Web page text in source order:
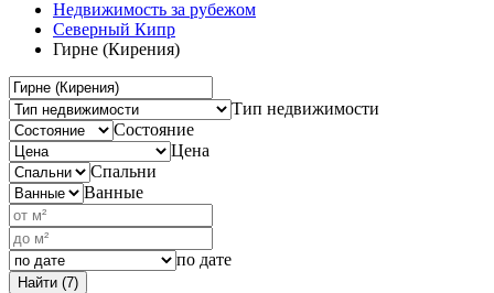
Недвижимость за рубежом
Северный Кипр
Гирне (Кирения)
Тип недвижимости
Состояние
Цена
Спальни
Ванные
по дате
Найти (7)